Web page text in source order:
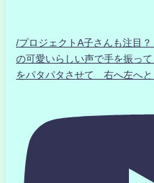
/プロジェクトA子さんも注
の可愛いらしい声で手を振っ
をパタパタさせて 右へ左へと